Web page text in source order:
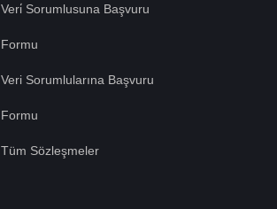
Veri̇ Sorumlusuna Başvuru
Formu
Veri Sorumlularına Başvuru
Formu
Tüm Sözleşmeler